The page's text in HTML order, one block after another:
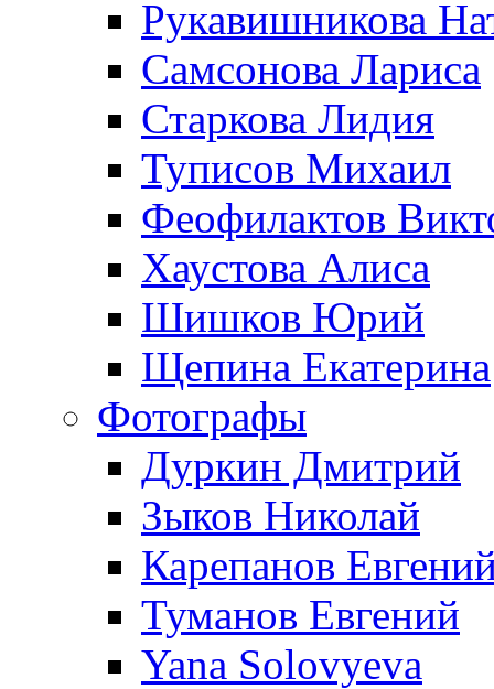
Рукавишникова
Самсонова Лариса
Старкова Лидия
Туписов Михаил
Феофилактов
Хаустова Алиса
Шишков Юрий
Щепина Екатерина
Фотографы
Дуркин Дмитрий
Зыков Николай
Карепанов
Туманов Евгений
Yana Solovyeva